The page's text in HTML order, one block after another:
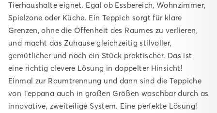
Tierhaushalte eignet. Egal ob Essbereich, Wohnzimmer,
Spielzone oder Küche. Ein Teppich sorgt für klare
Grenzen, ohne die Offenheit des Raumes zu verlieren,
und macht das Zuhause gleichzeitig stilvoller,
gemütlicher und noch ein Stück praktischer. Das ist
eine richtig clevere Lösung in doppelter Hinsicht!
Einmal zur Raumtrennung und dann sind die Teppiche
von Teppana auch in großen Größen waschbar durch as
innovative, zweiteilige System. Eine perfekte Lösung!